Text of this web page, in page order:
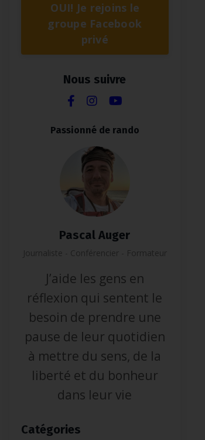
OUI! Je rejoins le
groupe Facebook
privé
Nous suivre
Passionné de rando
Pascal Auger
Journaliste - Conférencier - Formateur
J’aide les gens en
réflexion qui sentent le
besoin de prendre une
pause de leur quotidien
à mettre du sens, de la
liberté et du bonheur
dans leur vie
Catégories